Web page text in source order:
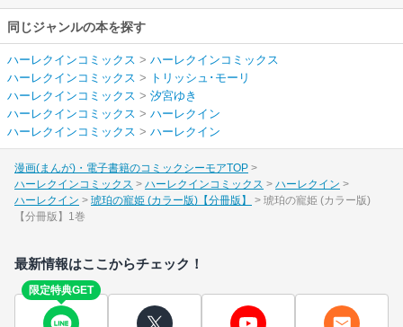
同じジャンルの本を探す
ハーレクインコミックス > ハーレクインコミックス
ハーレクインコミックス > トリッシュ･モーリ
ハーレクインコミックス > 汐宮ゆき
ハーレクインコミックス > ハーレクイン
ハーレクインコミックス > ハーレクイン
漫画(まんが)・電子書籍のコミックシーモアTOP
ハーレクインコミックス
ハーレクインコミックス
ハーレクイン
ハーレクイン
琥珀の寵姫 (カラー版)【分冊版】
琥珀の寵姫 (カラー版)
【分冊版】1巻
最新情報はここからチェック！
限定特典GET